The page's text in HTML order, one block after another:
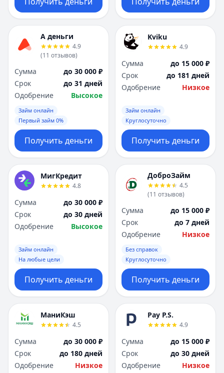
А деньги
4.9
(11 отзывов)
Сумма
до 30 000 ₽
Срок
до 31 дней
Одобрение
Высокое
Займ онлайн
Первый займ 0%
Получить деньги
Kviku
4.9
Сумма
до 15 000 ₽
Срок
до 181 дней
Одобрение
Низкое
Займ онлайн
Круглосуточно
Получить деньги
МигКредит
4.8
Сумма
до 30 000 ₽
Срок
до 30 дней
Одобрение
Высокое
Займ онлайн
На любые цели
Получить деньги
ДоброЗайм
4.5
(11 отзывов)
Сумма
до 15 000 ₽
Срок
до 7 дней
Одобрение
Низкое
Без справок
Круглосуточно
Получить деньги
МаниКэш
4.5
Сумма
до 30 000 ₽
Срок
до 180 дней
Одобрение
Низкое
Pay P.S.
4.9
Сумма
до 15 000 ₽
Срок
до 30 дней
Одобрение
Низкое